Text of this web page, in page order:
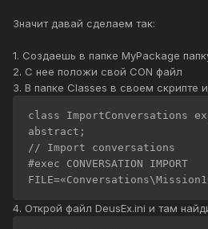
Значит давай сделаем так:
1. Создаешь в папке MyPackage
2. С нее положи свой CON файл
3. В папке Classes в своем скрипте
class ImportConversations
abstract;
// Import conversations
#exec CONVERSATION IMPORT
4. Открой файл DeusEx.ini и там